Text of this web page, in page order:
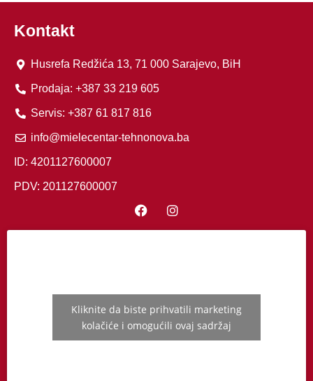
Kliknite da biste prihvatili marketing
kolačiće i omogućili ovaj sadržaj
Kontakt
Husrefa Redžića 13, 71 000 Sarajevo, BiH
Prodaja: +387 33 219 605
Servis: +387 61 817 816
info@mielecentar-tehnonova.ba
ID: 4201127600007
PDV: 201127600007